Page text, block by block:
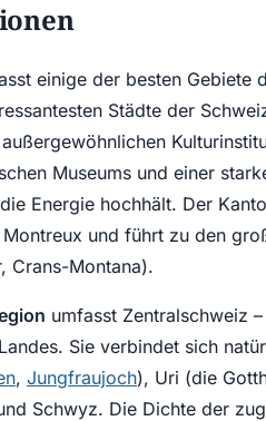
einige der besten Gebiete
Städte der
Museums und einer
Energie hochhält. Der
und führt zu den
Crans-Montana).
umfasst Zentralschweiz
Sie verbindet sich
, Jungfraujoch), Uri (die
Schwyz. Die Dichte der